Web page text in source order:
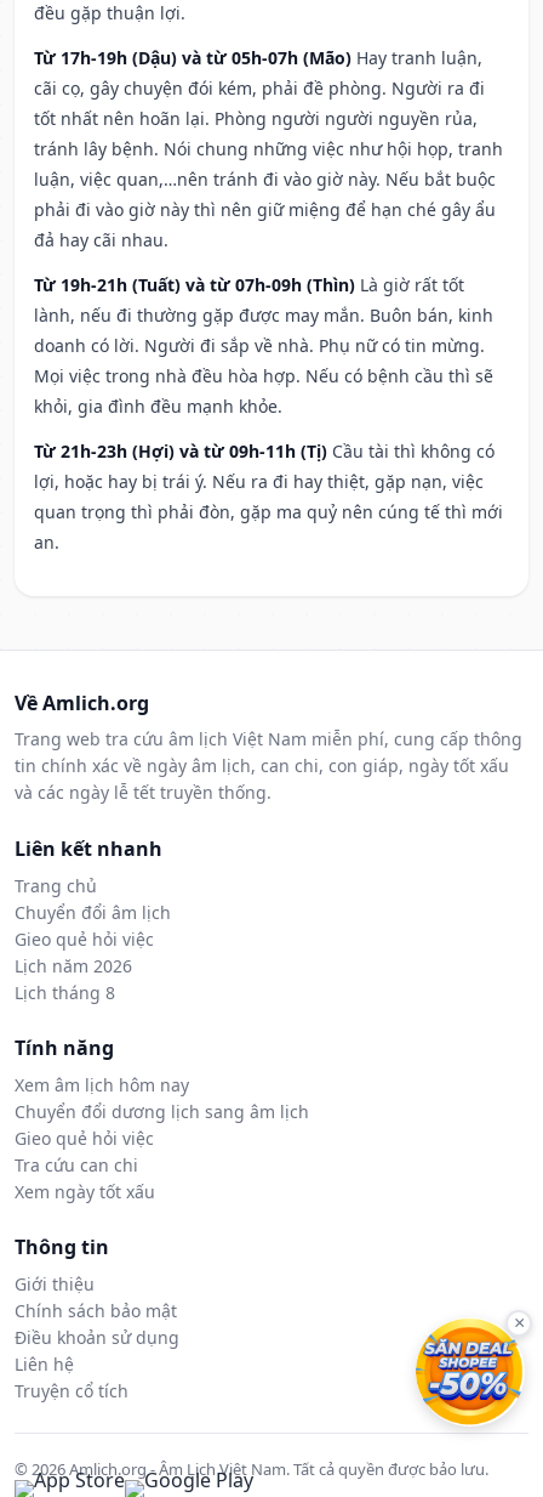
đều gặp thuận lợi.
Từ 17h-19h (Dậu) và từ 05h-07h (Mão) Hay tranh luận,
cãi cọ, gây chuyện đói kém, phải đề phòng. Người ra đi
tốt nhất nên hoãn lại. Phòng người người nguyền rủa,
tránh lây bệnh. Nói chung những việc như hội họp, tranh
luận, việc quan,…nên tránh đi vào giờ này. Nếu bắt buộc
phải đi vào giờ này thì nên giữ miệng để hạn ché gây ẩu
đả hay cãi nhau.
Từ 19h-21h (Tuất) và từ 07h-09h (Thìn) Là giờ rất tốt
lành, nếu đi thường gặp được may mắn. Buôn bán, kinh
doanh có lời. Người đi sắp về nhà. Phụ nữ có tin mừng.
Mọi việc trong nhà đều hòa hợp. Nếu có bệnh cầu thì sẽ
khỏi, gia đình đều mạnh khỏe.
Từ 21h-23h (Hợi) và từ 09h-11h (Tị) Cầu tài thì không có
lợi, hoặc hay bị trái ý. Nếu ra đi hay thiệt, gặp nạn, việc
quan trọng thì phải đòn, gặp ma quỷ nên cúng tế thì mới
an.
Về Amlich.org
Trang web tra cứu âm lịch Việt Nam miễn phí, cung cấp thông
tin chính xác về ngày âm lịch, can chi, con giáp, ngày tốt xấu
và các ngày lễ tết truyền thống.
Liên kết nhanh
Trang chủ
Chuyển đổi âm lịch
Gieo quẻ hỏi việc
Lịch năm 2026
Lịch tháng 8
Tính năng
Xem âm lịch hôm nay
Chuyển đổi dương lịch sang âm lịch
Gieo quẻ hỏi việc
Tra cứu can chi
Xem ngày tốt xấu
Thông tin
Giới thiệu
Chính sách bảo mật
Điều khoản sử dụng
Liên hệ
Truyện cổ tích
© 2026 Amlich.org - Âm Lịch Việt Nam. Tất cả quyền được bảo lưu.
×